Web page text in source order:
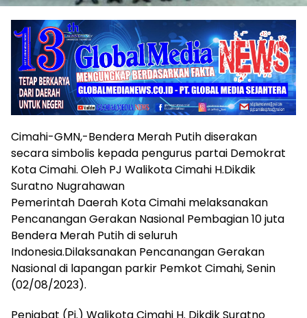
Cimahi-GMN,-Bendera Merah Putih diserakan
secara simbolis kepada pengurus partai Demokrat
Kota Cimahi. Oleh PJ Walikota Cimahi H.Dikdik
Suratno Nugrahawan
Pemerintah Daerah Kota Cimahi melaksanakan
Pencanangan Gerakan Nasional Pembagian 10 juta
Bendera Merah Putih di seluruh
Indonesia.Dilaksanakan Pencanangan Gerakan
Nasional di lapangan parkir Pemkot Cimahi, Senin
(02/08/2023).
Penjabat (Pj.) Walikota Cimahi H. Dikdik Suratno